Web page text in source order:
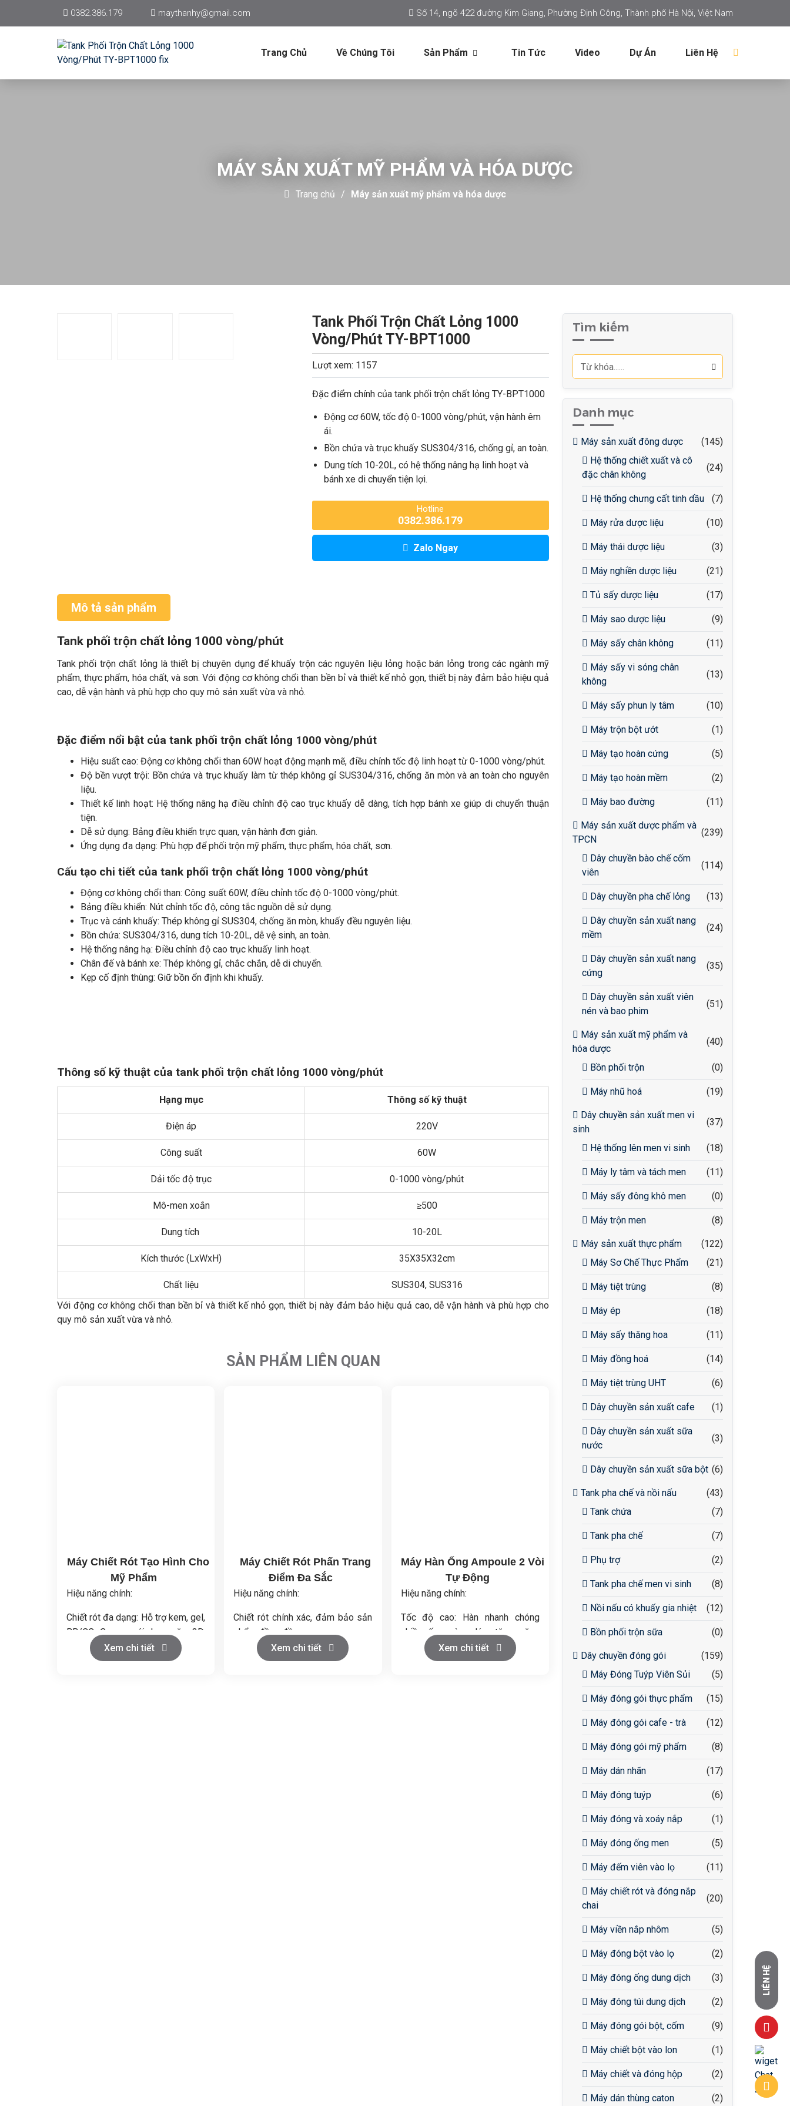
0382.386.179 maythanhy@gmail.com Số 14, ngõ 422 đường Kim Giang, Phường Định Công, Thành phố Hà Nội, Việt Nam
Trang Chủ Về Chúng Tôi Sản Phẩm Tin Tức Video Dự Án Liên Hệ
MÁY SẢN XUẤT MỸ PHẨM VÀ HÓA DƯỢC
Trang chủ Máy sản xuất mỹ phẩm và hóa dược
Tank Phối Trộn Chất Lỏng 1000
Vòng/Phút TY-BPT1000
Lượt xem: 1157
Đặc điểm chính của tank phối trộn chất lỏng TY-BPT1000
Động cơ 60W, tốc độ 0-1000 vòng/phút, vận hành êm
ái.
Bồn chứa và trục khuấy SUS304/316, chống gỉ, an toàn.
Dung tích 10-20L, có hệ thống nâng hạ linh hoạt và
bánh xe di chuyển tiện lợi.
Hotline
0382.386.179
Zalo Ngay
Mô tả sản phẩm
Tank phối trộn chất lỏng 1000 vòng/phút
Tank phối trộn chất lỏng là thiết bị chuyên dụng để khuấy trộn các nguyên liệu lỏng hoặc bán lỏng trong các ngành mỹ
phẩm, thực phẩm, hóa chất, và sơn. Với động cơ không chổi than bền bỉ và thiết kế nhỏ gọn, thiết bị này đảm bảo hiệu quả
cao, dễ vận hành và phù hợp cho quy mô sản xuất vừa và nhỏ.
Đặc điểm nổi bật của tank phối trộn chất lỏng 1000 vòng/phút
Hiệu suất cao: Động cơ không chổi than 60W hoạt động mạnh mẽ, điều chỉnh tốc độ linh hoạt từ 0-1000 vòng/phút.
Độ bền vượt trội: Bồn chứa và trục khuấy làm từ thép không gỉ SUS304/316, chống ăn mòn và an toàn cho nguyên
liệu.
Thiết kế linh hoạt: Hệ thống nâng hạ điều chỉnh độ cao trục khuấy dễ dàng, tích hợp bánh xe giúp di chuyển thuận
tiện.
Dễ sử dụng: Bảng điều khiển trực quan, vận hành đơn giản.
Ứng dụng đa dạng: Phù hợp để phối trộn mỹ phẩm, thực phẩm, hóa chất, sơn.
Cấu tạo chi tiết của tank phối trộn chất lỏng 1000 vòng/phút
Động cơ không chổi than: Công suất 60W, điều chỉnh tốc độ 0-1000 vòng/phút.
Bảng điều khiển: Nút chỉnh tốc độ, công tắc nguồn dễ sử dụng.
Trục và cánh khuấy: Thép không gỉ SUS304, chống ăn mòn, khuấy đều nguyên liệu.
Bồn chứa: SUS304/316, dung tích 10-20L, dễ vệ sinh, an toàn.
Hệ thống nâng hạ: Điều chỉnh độ cao trục khuấy linh hoạt.
Chân đế và bánh xe: Thép không gỉ, chắc chắn, dễ di chuyển.
Kẹp cố định thùng: Giữ bồn ổn định khi khuấy.
Thông số kỹ thuật của tank phối trộn chất lỏng 1000 vòng/phút
Hạng mục Thông số kỹ thuật
Điện áp 220V
Công suất 60W
Dải tốc độ trục 0-1000 vòng/phút
Mô-men xoắn ≥500
Dung tích 10-20L
Kích thước (LxWxH) 35X35X32cm
Chất liệu
SUS304, SUS316
Với động cơ không chổi than bền bỉ và thiết kế nhỏ gọn, thiết bị này đảm bảo hiệu quả cao, dễ vận hành và phù hợp cho
quy mô sản xuất vừa và nhỏ.
SẢN PHẨM LIÊN QUAN
Máy Chiết Rót Tạo Hình Cho
Mỹ Phẩm
Hiệu năng chính:
Chiết rót đa dạng: Hỗ trợ kem, gel,
BB/CC Cream với hoa văn 3D,
xoắn ốc, hình cầu.
Năng suất cao: Chiết đồng thời 4
Xem chi tiết
Máy Chiết Rót Phấn Trang
Điểm Đa Sắc
Hiệu năng chính:
Chiết rót chính xác, đảm bảo sản
phẩm đồng đều.
Tốc độ sản xuất linh hoạt, phù
hợp với nhiều quy mô.
Xem chi tiết
Máy Hàn Ống Ampoule 2 Vòi
Tự Động
Hiệu năng chính:
Tốc độ cao: Hàn nhanh chóng
nhiều ống cùng lúc, tăng năng
Mối hàn chắc chắn: Đảm bảo độ
Xem chi tiết
Tìm kiếm
Danh mục
Máy sản xuất đông dược
(145)
Hệ thống chiết xuất và cô
đặc chân không
(24)
Hệ thống chưng cất tinh dầu (7)
Máy rửa dược liệu (10)
Máy thái dược liệu (3)
Máy nghiền dược liệu (21)
Tủ sấy dược liệu (17)
Máy sao dược liệu (9)
Máy sấy chân không (11)
Máy sấy vi sóng chân
không
(13)
Máy sấy phun ly tâm (10)
Máy trộn bột ướt (1)
Máy tạo hoàn cứng (5)
Máy tạo hoàn mềm (2)
Máy bao đường (11)
Máy sản xuất dược phẩm và
TPCN
(239)
Dây chuyền bào chế cốm
viên
(114)
Dây chuyền pha chế lỏng (13)
Dây chuyền sản xuất nang
mềm
(24)
Dây chuyền sản xuất nang
cứng
(35)
Dây chuyền sản xuất viên
nén và bao phim
(51)
Máy sản xuất mỹ phẩm và
hóa dược
(40)
Bồn phối trộn (0)
Máy nhũ hoá (19)
Dây chuyền sản xuất men vi
sinh
(37)
Hệ thống lên men vi sinh (18)
Máy ly tâm và tách men (11)
Máy sấy đông khô men (0)
Máy trộn men (8)
Máy sản xuất thực phẩm
(122)
Máy Sơ Chế Thực Phẩm
(21)
Máy tiệt trùng (8)
Máy ép (18)
Máy sấy thăng hoa (11)
Máy đồng hoá (14)
Máy tiệt trùng UHT (6)
Dây chuyền sản xuất cafe (1)
Dây chuyền sản xuất sữa
nước
(3)
Dây chuyền sản xuất sữa bột (6)
Tank pha chế và nồi nấu
(43)
Tank chứa
(7)
Tank pha chế (7)
Phụ trợ (2)
Tank pha chế men vi sinh (8)
Nồi nấu có khuấy gia nhiệt (12)
Bồn phối trộn sữa (0)
Dây chuyền đóng gói
(159)
Máy Đóng Tuýp Viên Sủi
(5)
Máy đóng gói thực phẩm (15)
Máy đóng gói cafe - trà (12)
Máy đóng gói mỹ phẩm (8)
Máy dán nhãn (17)
Máy đóng tuýp (6)
Máy đóng và xoáy nắp (1)
Máy đóng ống men (5)
Máy đếm viên vào lọ (11)
Máy chiết rót và đóng nắp
chai
(20)
Máy viền nắp nhôm (5)
Máy đóng bột vào lọ (2)
Máy đóng ống dung dịch (3)
Máy đóng túi dung dịch (2)
Máy đóng gói bột, cốm (9)
Máy chiết bột vào lon (1)
Máy chiết và đóng hộp (2)
Máy dán thùng caton (2)
LIÊN HỆ